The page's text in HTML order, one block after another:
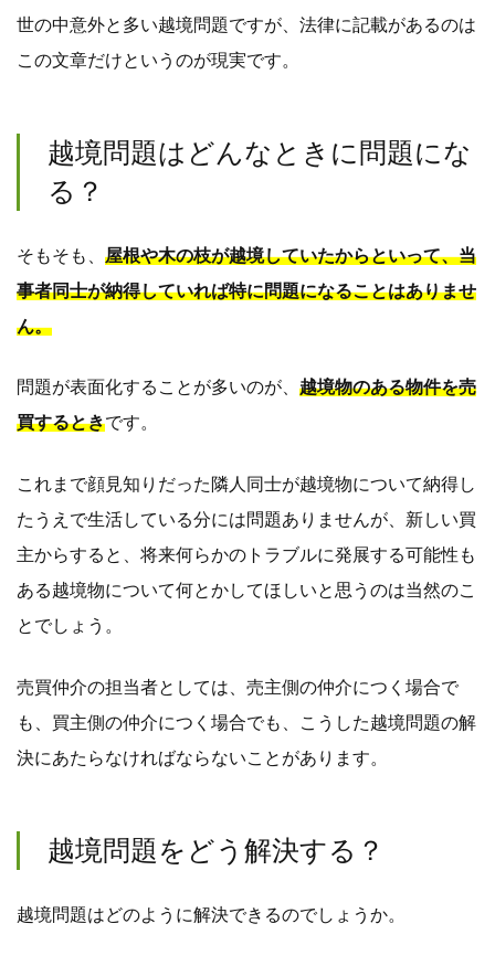
世の中意外と多い越境問題ですが、法律に記載があるのは
この文章だけというのが現実です。
越境問題はどんなときに問題にな
る？
そもそも、 屋根や木の枝が越境していたからといって、当
事者同士が納得していれば特に問題になることはありませ
ん。
問題が表面化することが多いのが、 越境物のある物件を売
買するときです。
これまで顔見知りだった隣人同士が越境物について納得し
たうえで生活している分には問題ありませんが、新しい買
主からすると、将来何らかのトラブルに発展する可能性も
ある越境物について何とかしてほしいと思うのは当然のこ
とでしょう。
売買仲介の担当者としては、売主側の仲介につく場合で
も、買主側の仲介につく場合でも、こうした越境問題の解
決にあたらなければならないことがあります。
越境問題をどう解決する？
越境問題はどのように解決できるのでしょうか。